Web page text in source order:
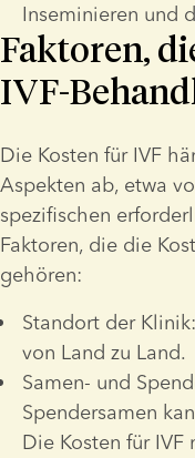
Inseminieren und
Faktoren,
IVF-
Die Kosten für IVF
Aspekten ab, etwa
spezifischen
Faktoren, die die
gehören:
Standort der
von Land zu Land.
Samen- und
Spendersamen
Die Kosten für IVF